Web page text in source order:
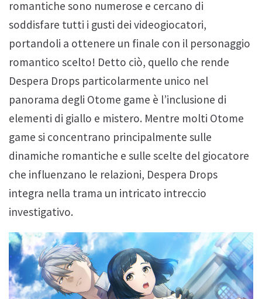
romantiche sono numerose e cercano di
soddisfare tutti i gusti dei videogiocatori,
portandoli a ottenere un finale con il personaggio
romantico scelto! Detto ciò, quello che rende
Despera Drops particolarmente unico nel
panorama degli Otome game è l’inclusione di
elementi di giallo e mistero. Mentre molti Otome
game si concentrano principalmente sulle
dinamiche romantiche e sulle scelte del giocatore
che influenzano le relazioni, Despera Drops
integra nella trama un intricato intreccio
investigativo.